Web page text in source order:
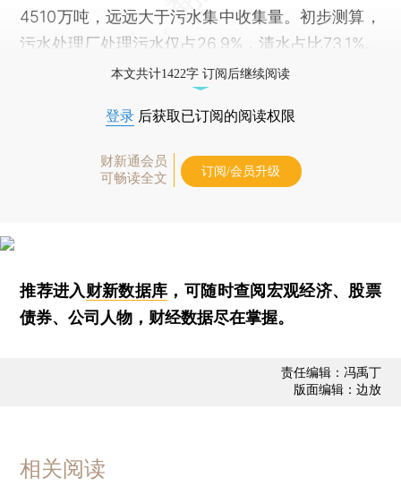
4510万吨，远远大于污水集中收集量。初步测算，
污水处理厂处理污水仅占26.9%，清水占比73.1%。
本文共计1422字 订阅后继续阅读
登录 后获取已订阅的阅读权限
财新通会员
可畅读全文
订阅/会员升级
推荐进入财新数据库 ，可随时查阅宏观经济、股票
债券、公司人物，财经数据尽在掌握。
责任编辑：冯禹丁
版面编辑：边放
相关阅读